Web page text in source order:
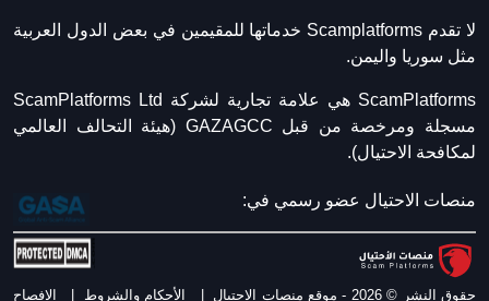
لا تقدم Scamplatforms خدماتها للمقيمين في بعض الدول العربية
مثل سوريا واليمن.
ScamPlatforms هي علامة تجارية لشركة ScamPlatforms Ltd
مسجلة ومرخصة من قبل GAZAGCC (هيئة التحالف العالمي
لمكافحة الاحتيال).
منصات الاحتيال عضو رسمي في:
حقوق النشر © 2026 - موقع منصات الاحتيال الأحكام والشروط الافصاح